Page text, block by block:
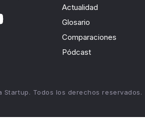
Actualidad
Glosario
Comparaciones
Pódcast
Startup. Todos los derechos reservados.